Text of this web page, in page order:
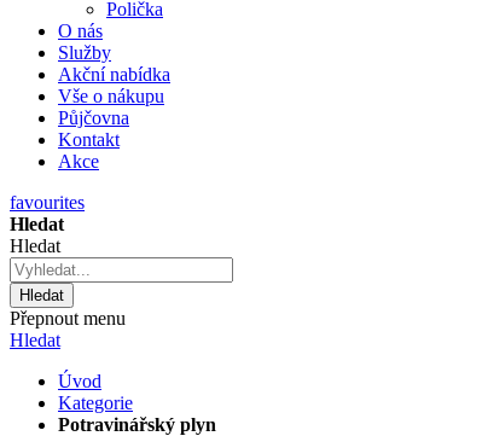
Polička
O nás
Služby
Akční nabídka
Vše o nákupu
Půjčovna
Kontakt
Akce
favourites
Hledat
Hledat
Hledat
Přepnout menu
Hledat
Úvod
Kategorie
Potravinářský plyn